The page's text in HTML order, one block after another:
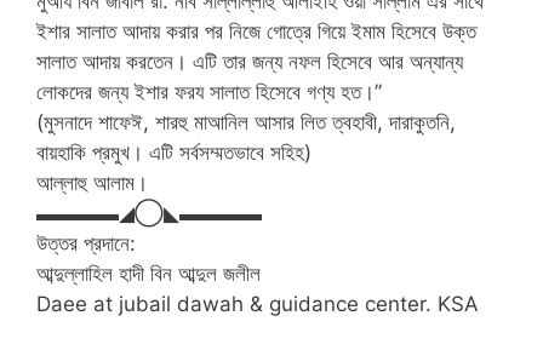
ইশার সালাত আদায় করার পর নিজে গোত্রে গিয়ে ইমাম হিসেবে উক্ত
সালাত আদায় করতেন। এটি তার জন্য নফল হিসেবে আর অন্যান্য
লোকদের জন্য ইশার ফরয সালাত হিসেবে গণ্য হত।”
(মুসনাদে শাফেঈ, শারহু মাআনিল আসার লিত ত্বহাবী, দারাকুতনি,
বায়হাকি প্রমুখ। এটি সর্বসম্মতভাবে সহিহ)
আল্লাহু আলাম।
▬▬▬▬◢◯◣▬▬▬▬
উত্তর প্রদানে:
আব্দুল্লাহিল হাদী বিন আব্দুল জলীল
Daee at jubail dawah & guidance center. KSA